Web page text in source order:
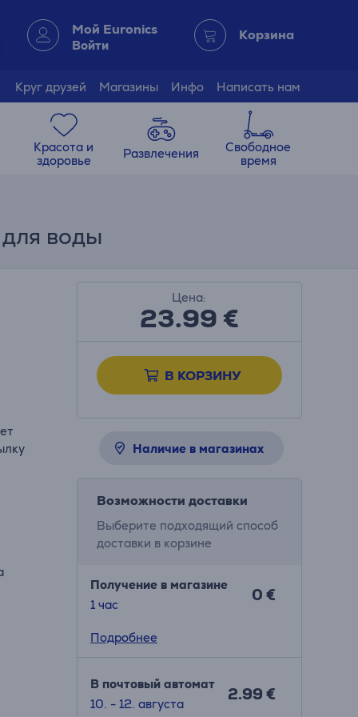
Мой Euronics
Войти
Корзина
Круг друзей Магазины Инфо Написать нам
Красота и
здоровье
Развлечения
Свободное
время
воды
Цена:
23.99€
В КОРЗИНУ
Наличие в магазинах
Возможности доставки
Выберите подходящий способ
доставки в корзине
Получение в магазине
1 час
0 €
Подробнее
В почтовый автомат
10. - 12. августа
2.99 €